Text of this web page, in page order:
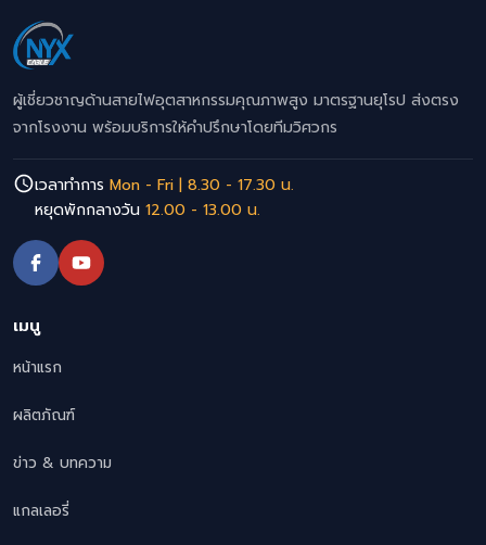
ผู้เชี่ยวชาญด้านสายไฟอุตสาหกรรมคุณภาพสูง มาตรฐานยุโรป ส่งตรง
จากโรงงาน พร้อมบริการให้คำปรึกษาโดยทีมวิศวกร
เวลาทำการ Mon - Fri | 8.30 - 17.30 น.
หยุดพักกลางวัน 12.00 - 13.00 น.
เมนู
หน้าแรก
ผลิตภัณฑ์
ข่าว & บทความ
แกลเลอรี่